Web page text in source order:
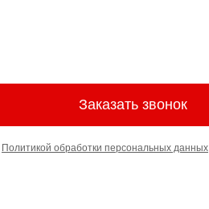
Заказать звонок
Политикой обработки персональных данных